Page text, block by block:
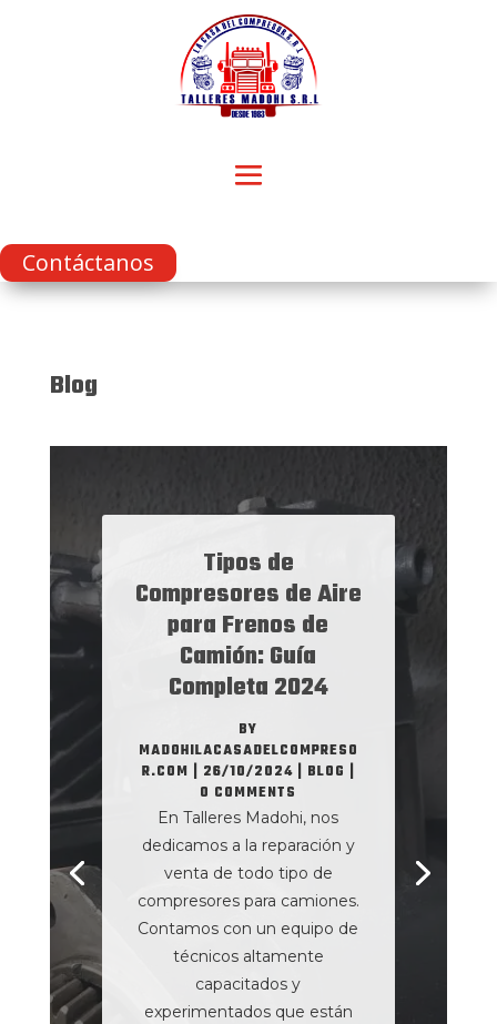
Contáctanos
Blog
Tipos de
Compresores de Aire
para Frenos de
Camión: Guía
Completa 2024
BY
MADOHILACASADELCOMPRESO
R.COM
26/10/2024| BLOG
0 COMMENTS
En Talleres Madohi, nos
dedicamos a la reparación y
venta de todo tipo de
compresores para camiones.
Contamos con un equipo de
técnicos altamente
capacitados y
experimentados que están